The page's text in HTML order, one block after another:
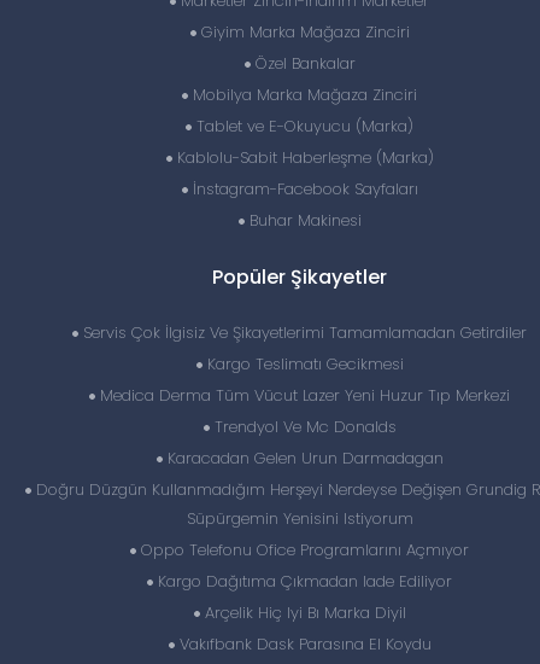
Giyim Marka Mağaza Zinciri
Özel Bankalar
Mobilya Marka Mağaza Zinciri
Tablet ve E-Okuyucu (Marka)
Kablolu-Sabit Haberleşme (Marka)
İnstagram-Facebook Sayfaları
Buhar Makinesi
Popüler Şikayetler
Servis Çok İlgisiz Ve Şikayetlerimi Tamamlamadan Getirdiler
Kargo Teslimatı Gecikmesi
Medica Derma Tüm Vücut Lazer Yeni Huzur Tıp Merkezi
Trendyol Ve Mc Donalds
Karacadan Gelen Urun Darmadagan
Doğru Düzgün Kullanmadığım Herşeyi Nerdeyse Değişen Grundig
Süpürgemin Yenisini Istiyorum
Oppo Telefonu Ofice Programlarını Açmıyor
Kargo Dağıtıma Çıkmadan Iade Ediliyor
Arçelik Hiç Iyi Bı Marka Diyil
Vakıfbank Dask Parasına El Koydu